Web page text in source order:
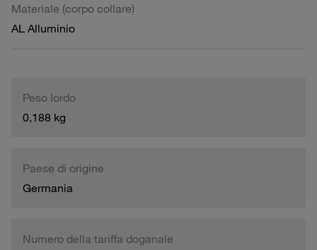
Materiale (corpo collare)
AL Alluminio
Peso lordo
0,188 kg
Paese di origine
Germania
Numero della tariffa doganale